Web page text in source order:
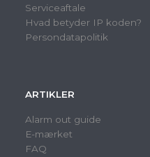
Serviceaftale
Hvad betyder IP koden?
Persondatapolitik
ARTIKLER
Alarm out guide
E-mærket
FAQ